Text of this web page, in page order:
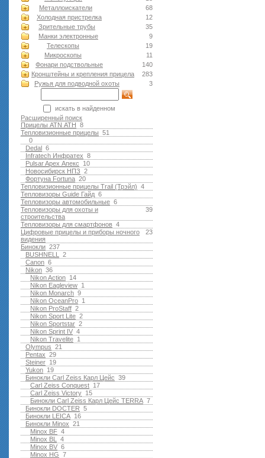
68
Металлоискатели
12
Холодная пристрелка
35
Зрительные трубы
9
Манки электронные
19
Телескопы
11
Микроскопы
140
Фонари подствольные
283
Кронштейны и крепления прицела
3
Ружья для подводной оxоты
искать в найденном
Расширенный поиск
8
Прицелы ATN АТН
51
Тепловизионные прицелы
0
6
Dedal
8
Infratech Инфратех
10
Pulsar Apex Апекс
2
Новосибирск НПЗ
20
Фортуна Fortuna
4
Тепловизионные прицелы Trail (Трэйл)
6
Тепловизоры Guide Гайд
6
Тепловизоры автомобильные
39
Тепловизоры для охоты и
строительства
4
Тепловизоры для смартфонов
23
Цифровые прицелы и приборы ночного
видения
237
Бинокли
2
BUSHNELL
6
Canon
36
Nikon
14
Nikon Action
1
Nikon Eagleview
9
Nikon Monarch
1
Nikon OceanPro
2
Nikon ProStaff
2
Nikon Sport Lite
2
Nikon Sportstar
4
Nikon Sprint IV
1
Nikon Travelite
21
Olympus
29
Pentax
19
Steiner
19
Yukon
39
Бинокли Carl Zeiss Карл Цейс
17
Carl Zeiss Conquest
15
Carl Zeiss Victory
7
Бинокли Carl Zeiss Карл Цейс TERRA
5
Бинокли DOCTER
16
Бинокли LEICA
21
Бинокли Minox
4
Minox BF
4
Minox BL
6
Minox BV
7
Minox HG